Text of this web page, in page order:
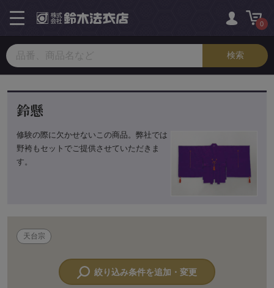
0
toggle
navigation
鈴懸
修験の際に欠かせないこの商品。弊社では
野袴もセットでご提供させていただきま
す。
天台宗
絞り込み条件を追加・変更